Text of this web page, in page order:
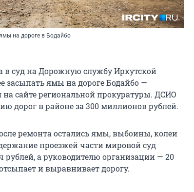
на дороге в Бодайбо
в суд на Дорожную службу Иркутской
засыпать ямы на дороге Бодайбо —
на сайте региональной прокуратуры. ДСИО
дорог в районе за 300 миллионов рублей.
ремонта остались ямы, выбоины, колеи
проезжей части мировой суд
а руководителю организации — 20
и выравнивает дорогу.